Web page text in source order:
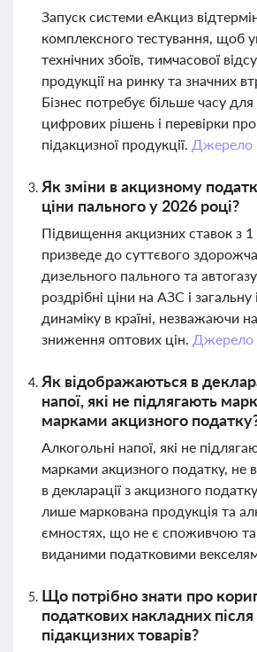
Запуск системи еАкциз
комплексного тестування, щоб
технічних збоїв, тимчасової
продукції на ринку та значних
Бізнес потребує більше часу для
цифрових рішень і перевірки
підакцизної продукції. Джерело
Як зміни в акцизному
ціни пального у 2026 році?
Підвищення акцизних ставок з 1
призведе до суттєвого
дизельного пального та
роздрібні ціни на АЗС і загальну
динаміку в країні, незважаючи
зниження оптових цін. Джерело
Як відображаються в
напої, які не підлягають
марками акцизного
Алкогольні напої, які не
марками акцизного податку, не
в декларації з акцизного
лише маркована продукція та
ємностях, що не є споживчою
виданими податковими
Що потрібно знати про
податкових накладних
підакцизних товарів?